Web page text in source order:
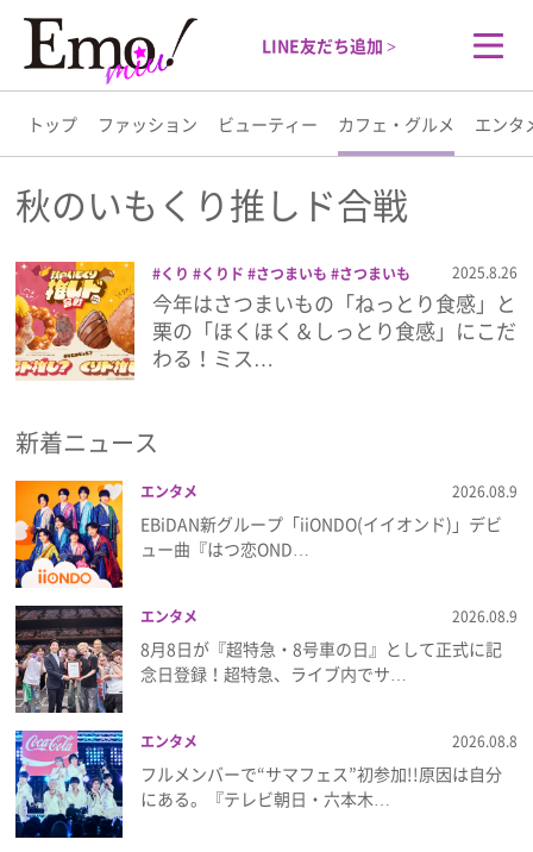
LINE友だち追加 >
トップ ファッション ビューティー カフェ・グルメ エンタ
トップ
ファッション
ビューティー
カフェ・グルメ
エンタメ
ライフスタイル
プレゼント
インタビュー
フィルム
Emoメン
秋のいもくり推しド合戦
くり くりド さつまいも
さつまいも
ド スイーツ ドーナツ ミスタードーナ
ツ ミスト 秋のいもくり推しド合戦
2025.8.26
今年はさつまいもの「ねっとり食感」と
栗の「ほくほく＆しっとり食感」にこだ
わる！ミス…
新着ニュース
エンタメ 2026.08.9
EBiDAN新グループ「iiONDO(イイオンド)」デビ
ュー曲『はつ恋OND…
エンタメ 2026.08.9
8月8日が『超特急・8号車の日』として正式に記
念日登録！超特急、ライブ内でサ…
エンタメ 2026.08.8
フルメンバーで“サマフェス”初参加!!原因は自分
にある。『テレビ朝日・六本木…